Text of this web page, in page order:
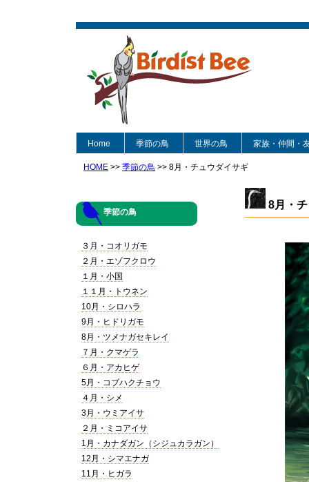
Home 季節の鳥 世界の鳥 家族・仲間・
HOME >> 季節の鳥 >> 8月・チュウダイサギ
季節の鳥
３月・コオリガモ
２月・エゾフクロウ
１月・小国
１１月・トウネン
10月・シロハラ
9月・ヒドリガモ
8月・ツメナガセキレイ
７月・クマゲラ
６月・アカヒゲ
5月・コブハクチョウ
４月・シメ
3月・ウミアイサ
２月・ミコアイサ
1月・カナダガン（シジュカラガン）
12月・シマエナガ
11月・ヒガラ
8月・